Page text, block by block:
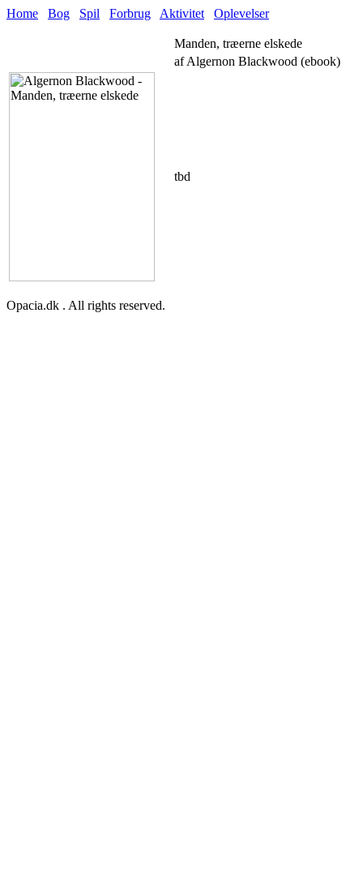
Home Bog Spil Forbrug Aktivitet Oplevelser
Manden, træerne elskede
af Algernon Blackwood (ebook)
tbd
Opacia.dk . All rights reserved.